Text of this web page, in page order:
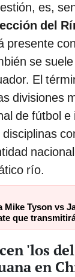
es,
del
presente
se
El
divisiones
de fútbol e
río.
Mike Tyson vs
que
'los
en